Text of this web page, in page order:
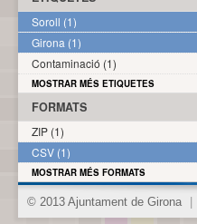
Soroll (1)
Girona (1)
Contaminació (1)
MOSTRAR MÉS ETIQUETES
FORMATS
ZIP (1)
CSV (1)
MOSTRAR MÉS FORMATS
© 2013 Ajuntament de Girona